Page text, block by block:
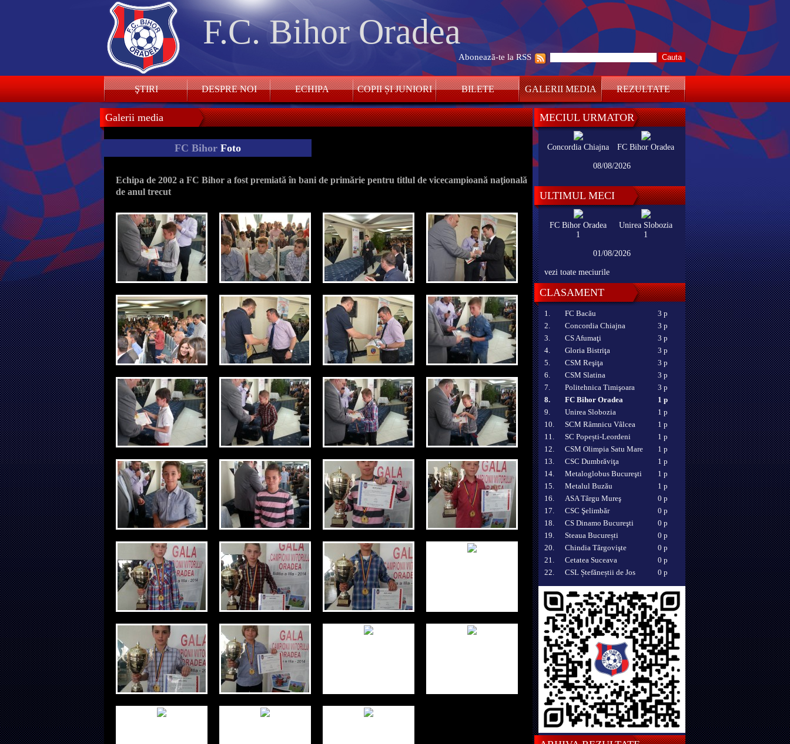
F.C. Bihor Oradea
Abonează-te la RSS
ŞTIRI DESPRE NOI ECHIPA COPII ȘI JUNIORI BILETE GALERII MEDIA REZULTATE
Galerii media
FC Bihor Foto
Echipa de 2002 a FC Bihor a fost premiată în bani de primărie pentru titlul de vicecampioană naţională
de anul trecut
MECIUL URMATOR
Concordia Chiajna FC Bihor Oradea
08/08/2026
ULTIMUL MECI
FC Bihor Oradea
1
Unirea Slobozia
1
01/08/2026
vezi toate meciurile
CLASAMENT
1. FC Bacău
3 p
2.
Concordia Chiajna
3 p
3.
CS Afumaţi
3 p
4.
Gloria Bistriţa
3 p
5.
CSM Reşiţa
3 p
6.
CSM Slatina
3 p
7.
Politehnica Timişoara
3 p
8.
FC Bihor Oradea
1 p
9.
Unirea Slobozia
1 p
10.
SCM Râmnicu Vâlcea
1 p
11.
SC Popești-Leordeni
1 p
12.
CSM Olimpia Satu Mare
1 p
13.
CSC Dumbrăviţa
1 p
14.
Metaloglobus Bucureşti
1 p
15.
Metalul Buzău
1 p
16.
ASA Târgu Mureş
0 p
17.
CSC Şelimbăr
0 p
18.
CS Dinamo Bucureşti
0 p
19.
Steaua București
0 p
20.
Chindia Târgovişte
0 p
21.
Cetatea Suceava
0 p
22.
CSL Ștefăneștii de Jos 0 p